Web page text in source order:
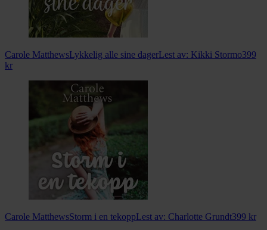
Carole MatthewsLykkelig alle sine dagerLest av: Kikki Stormo399
kr
Carole MatthewsStorm i en tekoppLest av: Charlotte Grundt399 kr